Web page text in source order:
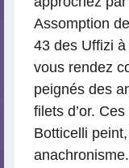
Assomption
43 des Uffizi
vous rendez
peignés des
filets d’or.
Botticelli